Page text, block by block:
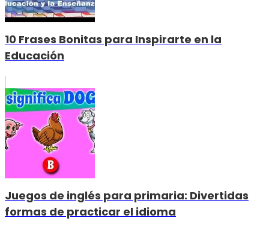
10 Frases Bonitas para Inspirarte en la
Educación
Juegos de inglés para primaria: Divertidas
formas de practicar el idioma